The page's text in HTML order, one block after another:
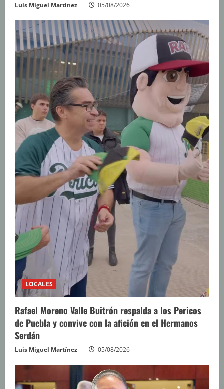
Luis Miguel Martínez 05/08/2026
LOCALES
Rafael Moreno Valle Buitrón respalda a los Pericos
de Puebla y convive con la afición en el Hermanos
Serdán
Luis Miguel Martínez 05/08/2026